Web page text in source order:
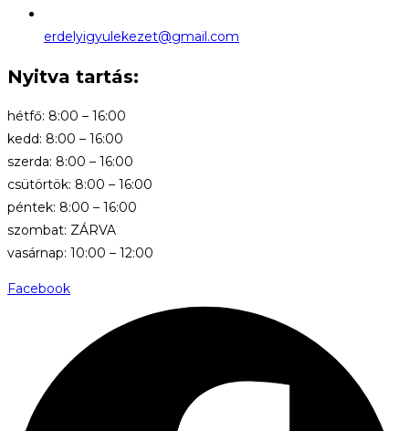
erdelyigyulekezet@gmail.com
Nyitva tartás:
hétfő: 8:00 – 16:00
kedd: 8:00 – 16:00
szerda: 8:00 – 16:00
csütörtök: 8:00 – 16:00
péntek: 8:00 – 16:00
szombat: ZÁRVA
vasárnap: 10:00 – 12:00
Facebook